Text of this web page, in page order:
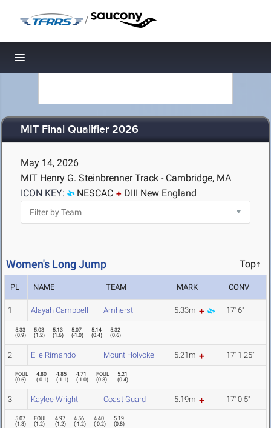
/
Toggle navigation
MIT Final Qualifier 2026
May 14, 2026
MIT Henry G. Steinbrenner Track - Cambridge, MA
ICON KEY:
NESCAC DIII New England
Women's Long Jump Top↑
PL NAME TEAM MARK CONV
1 Alayah Campbell Amherst 5.33m 17' 6"
5.33
(0.9)
5.03
(1.2)
5.13
(1.6)
5.07
(-1.0)
5.14
(0.4)
5.32
(0.6)
2 Elle Rimando Mount Holyoke 5.21m 17' 1.25"
FOUL
(0.6)
4.80
(-0.1)
4.85
(-1.1)
4.71
(-1.0)
FOUL
(0.3)
5.21
(0.4)
3 Kaylee Wright Coast Guard 5.19m 17' 0.5"
5.07
(1.3)
FOUL
(1.2)
4.97
(1.2)
4.56
(-1.2)
4.40
(-0.2)
5.19
(0.8)